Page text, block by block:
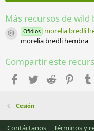
Más recursos de wild
Icono del recurso
Ofidios morelia bredli
morelia bredli hembra
Compartir este
Facebook
Twitter Reddit
Cesión
Contáctanos Términos y